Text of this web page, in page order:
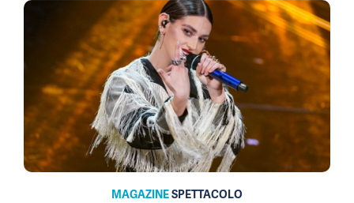
MAGAZINESPETTACOLO